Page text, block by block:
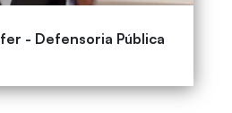
- Defensoria Pública